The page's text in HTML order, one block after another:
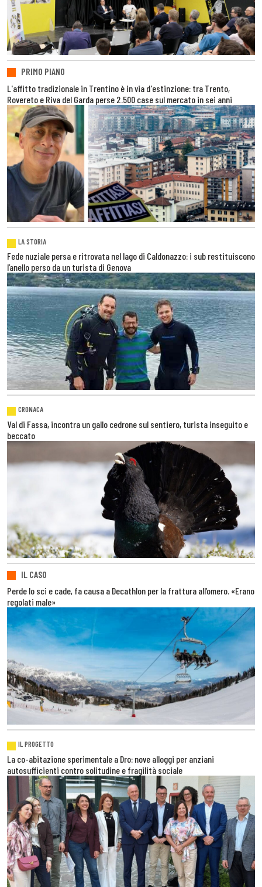
PRIMO PIANO
L'affitto tradizionale in Trentino è in via d'estinzione: tra Trento,
Rovereto e Riva del Garda perse 2.500 case sul mercato in sei anni
LA STORIA
Fede nuziale persa e ritrovata nel lago di Caldonazzo: i sub restituiscono
l’anello perso da un turista di Genova
CRONACA
Val di Fassa, incontra un gallo cedrone sul sentiero, turista inseguito e
beccato
IL CASO
Perde lo sci e cade, fa causa a Decathlon per la frattura all’omero. «Erano
regolati male»
IL PROGETTO
La co-abitazione sperimentale a Dro: nove alloggi per anziani
autosufficienti contro solitudine e fragilità sociale